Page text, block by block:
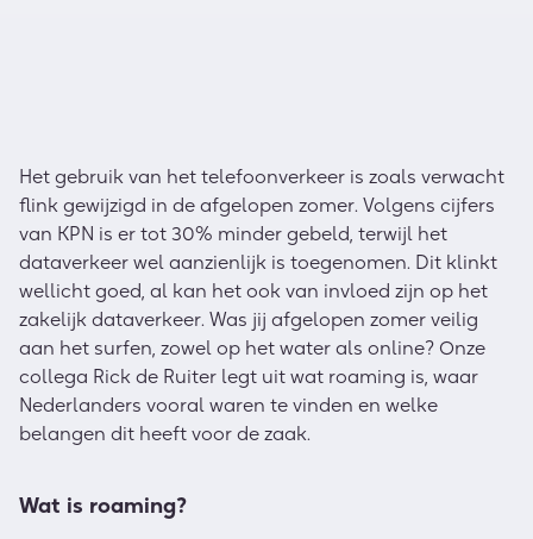
Het gebruik van het telefoonverkeer is zoals verwacht
flink gewijzigd in de afgelopen zomer. Volgens cijfers
van KPN is er tot 30% minder gebeld, terwijl het
dataverkeer wel aanzienlijk is toegenomen. Dit klinkt
wellicht goed, al kan het ook van invloed zijn op het
zakelijk dataverkeer. Was jij afgelopen zomer veilig
aan het surfen, zowel op het water als online? Onze
collega Rick de Ruiter legt uit wat roaming is, waar
Nederlanders vooral waren te vinden en welke
belangen dit heeft voor de zaak.
Wat is roaming?